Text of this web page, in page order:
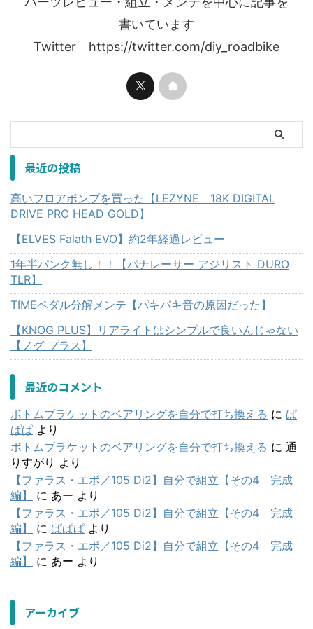
書いています
Twitter https://twitter.com/diy_roadbike
最近の投稿
高いフロアポンプを買った【LEZYNE 18K DIGITAL
DRIVE PRO HEAD GOLD】
【ELVES Falath EVO】約2年経過レビュー
1年半パンク無し！！【パナレーサー アジリスト DURO
TLR】
TIMEペダル分解メンテ【パキパキ音の原因だった】
【KNOG PLUS】リアライトはシンプルで良いんじゃない
【ノグ プラス】
最近のコメント
ボトムブラケットのベアリングを自分で打ち換える に ぱ
ぱぱ より
ボトムブラケットのベアリングを自分で打ち換える に 通
りすがり より
【ファラス・エボ／105 Di2】自分で組立【その4 完成
編】
に あー より
【ファラス・エボ／105 Di2】自分で組立【その4 完成
編】
に ぱぱぱ より
【ファラス・エボ／105 Di2】自分で組立【その4 完成
編】
に あー より
アーカイブ